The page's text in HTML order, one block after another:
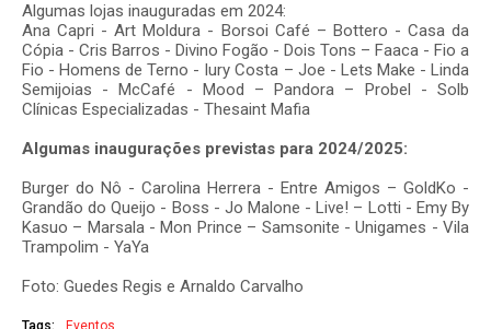
Algumas lojas inauguradas em 2024:
Ana Capri - Art Moldura - Borsoi Café – Bottero - Casa da
Cópia - Cris Barros - Divino Fogão - Dois Tons – Faaca - Fio a
Fio - Homens de Terno - Iury Costa – Joe - Lets Make - Linda
Semijoias - McCafé - Mood – Pandora – Probel - Solb
Clínicas Especializadas - Thesaint Mafia
Algumas inaugurações previstas para 2024/2025:
Burger do Nô - Carolina Herrera - Entre Amigos – GoldKo -
Grandão do Queijo - Boss - Jo Malone - Live! – Lotti - Emy By
Kasuo – Marsala - Mon Prince – Samsonite - Unigames - Vila
Trampolim - YaYa
Foto: Guedes Regis e Arnaldo Carvalho
Tags: Eventos